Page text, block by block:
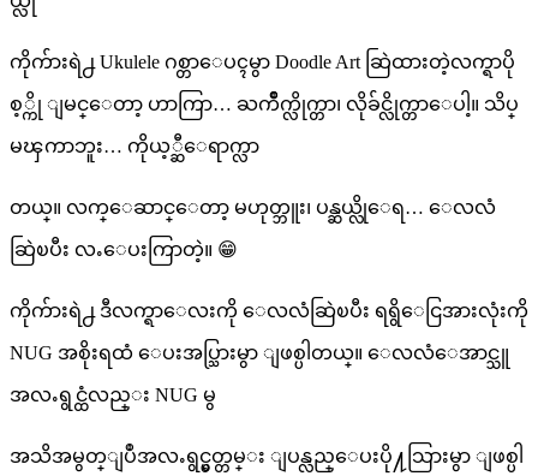
ကိုက်ားရဲ႕ Ukulele ဂစ္တာေပၚမွာ Doodle Art ဆြဲထားတဲ့လက္ရာပို
စ့္ကို ျမင္ေတာ့ ဟာကြာ… ႀကိဳက္လိုက္တာ၊ လိုခ်င္လိုက္တာေပါ့။ သိပ္
မၾကာဘူး… ကိုယ့္ဆီေရာက္လာ
တယ္။ လက္ေဆာင္ေတာ့ မဟုတ္ဘူး၊ ပန္ဆယ္လိုေရ… ေလလံ
ဆြဲၿပီး လႉေပးကြာတဲ့။ 😁
ကိုက်ားရဲ႕ ဒီလက္ရာေလးကို ေလလံဆြဲၿပီး ရရွိေငြအားလုံးကို
NUG အစိုးရထံ ေပးအပ္သြားမွာ ျဖစ္ပါတယ္။ ေလလံေအာင္သူ
အလႉရွင္ထံလည္း NUG မွ
အသိအမွတ္ျပဳအလႉရွင္မွတ္တမ္း ျပန္လည္ေပးပို႔သြားမွာ ျဖစ္ပါ